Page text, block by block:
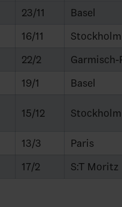
23/11 Basel
16/11 Stockholm
22/2 Garmisch-
19/1 Basel
15/12 Stockholm
13/3 Paris
17/2 S:T Moritz